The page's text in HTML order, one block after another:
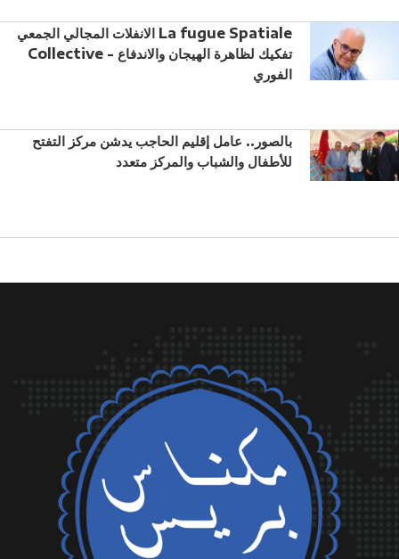
الانفلات المجالي الجمعي La fugue Spatiale
Collective - تفكيك لظاهرة الهيجان والاندفاع
الفوري
بالصور.. عامل إقليم الحاجب يدشن مركز التفتح
للأطفال والشباب والمركز متعدد